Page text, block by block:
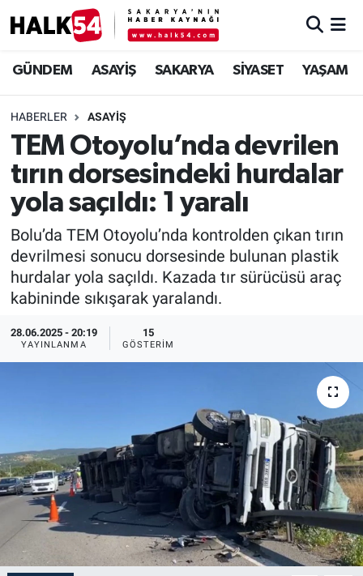
GÜNDEM ASAYİŞ SAKARYA SİYASET YAŞAM
HABERLER ASAYİŞ
TEM Otoyolu’nda devrilen
tırın dorsesindeki hurdalar
yola saçıldı: 1 yaralı
Bolu’da TEM Otoyolu’nda kontrolden çıkan tırın
devrilmesi sonucu dorsesinde bulunan plastik
hurdalar yola saçıldı. Kazada tır sürücüsü araç
kabininde sıkışarak yaralandı.
28.06.2025 - 20:19
YAYINLANMA
15
GÖSTERIM
GÜNDEM
YAŞAM
SAKARYA
SİYASET
EKONOMİ
SOKAK RÖPORTAJLARI
SPOR
ÖZEL HABER
HALK54 PANORAMA
Adapazarı Nöbetçi Eczaneler
Adapazarı Trafik Yoğunluk Haritası
Süper Lig Puan Durumu ve Fikstür
Tüm Manşetler
Son Dakika Haberleri
Haber Arşivi